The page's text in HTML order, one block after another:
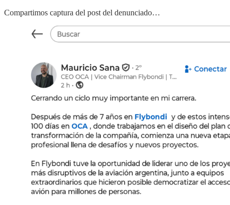
Compartimos captura del post del denunciado…